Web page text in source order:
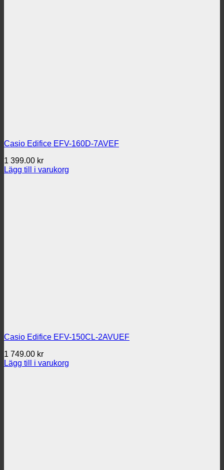
Casio Edifice EFV-160D-7AVEF
1 399.00 kr
Lägg till i varukorg
Casio Edifice EFV-150CL-2AVUEF
1 749.00 kr
Lägg till i varukorg